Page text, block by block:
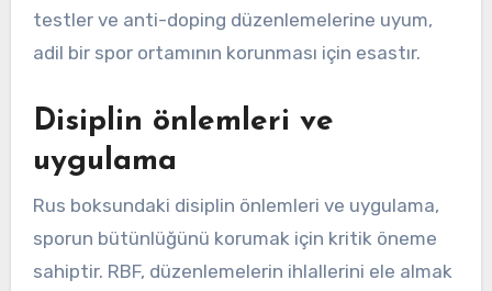
testler ve anti-doping düzenlemelerine uyum,
adil bir spor ortamının korunması için esastır.
Disiplin önlemleri ve
uygulama
Rus boksundaki disiplin önlemleri ve uygulama,
sporun bütünlüğünü korumak için kritik öneme
sahiptir. RBF, düzenlemelerin ihlallerini ele almak